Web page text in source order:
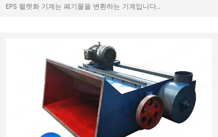
EPS 펠렛화 기계는 폐기물을 변환하는 기계입니다…